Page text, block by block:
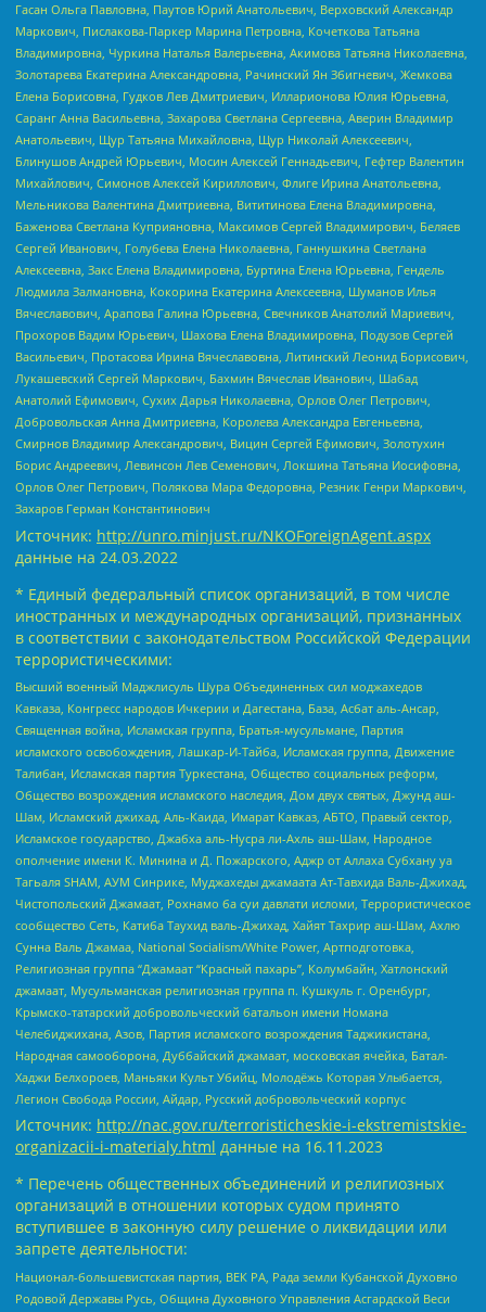
Гасан Ольга Павловна, Паутов Юрий Анатольевич, Верховский Александр
Маркович, Пислакова-Паркер Марина Петровна, Кочеткова Татьяна
Владимировна, Чуркина Наталья Валерьевна, Акимова Татьяна Николаевна,
Золотарева Екатерина Александровна, Рачинский Ян Збигневич, Жемкова
Елена Борисовна, Гудков Лев Дмитриевич, Илларионова Юлия Юрьевна,
Саранг Анна Васильевна, Захарова Светлана Сергеевна, Аверин Владимир
Анатольевич, Щур Татьяна Михайловна, Щур Николай Алексеевич,
Блинушов Андрей Юрьевич, Мосин Алексей Геннадьевич, Гефтер Валентин
Михайлович, Симонов Алексей Кириллович, Флиге Ирина Анатольевна,
Мельникова Валентина Дмитриевна, Вититинова Елена Владимировна,
Баженова Светлана Куприяновна, Максимов Сергей Владимирович, Беляев
Сергей Иванович, Голубева Елена Николаевна, Ганнушкина Светлана
Алексеевна, Закс Елена Владимировна, Буртина Елена Юрьевна, Гендель
Людмила Залмановна, Кокорина Екатерина Алексеевна, Шуманов Илья
Вячеславович, Арапова Галина Юрьевна, Свечников Анатолий Мариевич,
Прохоров Вадим Юрьевич, Шахова Елена Владимировна, Подузов Сергей
Васильевич, Протасова Ирина Вячеславовна, Литинский Леонид Борисович,
Лукашевский Сергей Маркович, Бахмин Вячеслав Иванович, Шабад
Анатолий Ефимович, Сухих Дарья Николаевна, Орлов Олег Петрович,
Добровольская Анна Дмитриевна, Королева Александра Евгеньевна,
Смирнов Владимир Александрович, Вицин Сергей Ефимович, Золотухин
Борис Андреевич, Левинсон Лев Семенович, Локшина Татьяна Иосифовна,
Орлов Олег Петрович, Полякова Мара Федоровна, Резник Генри Маркович,
Захаров Герман Константинович
Источник: http://unro.minjust.ru/NKOForeignAgent.aspx
данные на 24.03.2022
* Единый федеральный список организаций, в том числе
иностранных и международных организаций, признанных
в соответствии с законодательством Российской Федерации
террористическими:
Высший военный Маджлисуль Шура Объединенных сил моджахедов
Кавказа, Конгресс народов Ичкерии и Дагестана, База, Асбат аль-Ансар,
Священная война, Исламская группа, Братья-мусульмане, Партия
исламского освобождения, Лашкар-И-Тайба, Исламская группа, Движение
Талибан, Исламская партия Туркестана, Общество социальных реформ,
Общество возрождения исламского наследия, Дом двух святых, Джунд аш-
Шам, Исламский джихад, Аль-Каида, Имарат Кавказ, АБТО, Правый сектор,
Исламское государство, Джабха аль-Нусра ли-Ахль аш-Шам, Народное
ополчение имени К. Минина и Д. Пожарского, Аджр от Аллаха Субхану уа
Тагьаля SHAM, АУМ Синрике, Муджахеды джамаата Ат-Тавхида Валь-Джихад,
Чистопольский Джамаат, Рохнамо ба суи давлати исломи, Террористическое
сообщество Сеть, Катиба Таухид валь-Джихад, Хайят Тахрир аш-Шам, Ахлю
Сунна Валь Джамаа, National Socialism/White Power, Артподготовка,
Религиозная группа “Джамаат “Красный пахарь”, Колумбайн, Хатлонский
джамаат, Мусульманская религиозная группа п. Кушкуль г. Оренбург,
Крымско-татарский добровольческий батальон имени Номана
Челебиджихана, Азов, Партия исламского возрождения Таджикистана,
Народная самооборона, Дуббайский джамаат, московская ячейка, Батал-
Хаджи Белхороев, Маньяки Культ Убийц, Молодёжь Которая Улыбается,
Легион Свобода России, Айдар, Русский добровольческий корпус
Источник: http://nac.gov.ru/terroristicheskie-i-ekstremistskie-
organizacii-i-materialy.html данные на 16.11.2023
* Перечень общественных объединений и религиозных
организаций в отношении которых судом принято
вступившее в законную силу решение о ликвидации или
запрете деятельности:
Национал-большевистская партия, ВЕК РА, Рада земли Кубанской Духовно
Родовой Державы Русь, Община Духовного Управления Асгардской Веси